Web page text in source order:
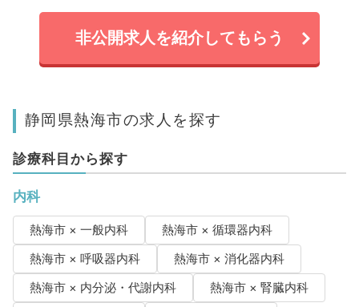
非公開求人を紹介してもらう
静岡県熱海市の求人を探す
診療科目から探す
内科
熱海市 × 一般内科
熱海市 × 循環器内科
熱海市 × 呼吸器内科
熱海市 × 消化器内科
熱海市 × 内分泌・代謝内科
熱海市 × 腎臓内科